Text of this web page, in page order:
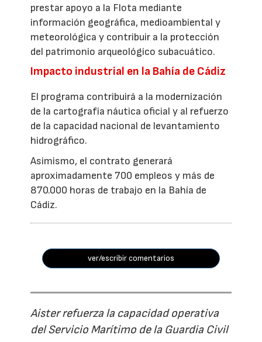
prestar apoyo a la Flota mediante
información geográfica, medioambiental y
meteorológica y contribuir a la protección
del patrimonio arqueológico subacuático.
Impacto industrial en la Bahía de Cádiz
El programa contribuirá a la modernización
de la cartografía náutica oficial y al refuerzo
de la capacidad nacional de levantamiento
hidrográfico.
Asimismo, el contrato generará
aproximadamente 700 empleos y más de
870.000 horas de trabajo en la Bahía de
Cádiz.
ver/escribir comentarios
Aister refuerza la capacidad operativa
del Servicio Marítimo de la Guardia Civil